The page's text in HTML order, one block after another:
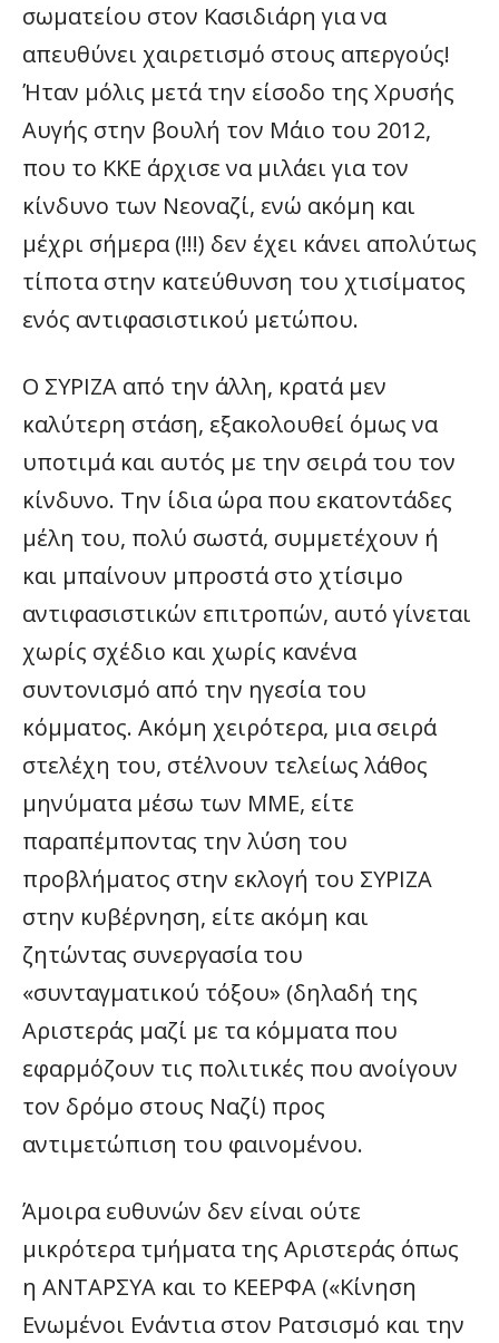
σωματείου στον Κασιδιάρη για να
απευθύνει χαιρετισμό στους απεργούς!
Ήταν μόλις μετά την είσοδο της Χρυσής
Αυγής στην βουλή τον Μάιο του 2012,
που το ΚΚΕ άρχισε να μιλάει για τον
κίνδυνο των Νεοναζί, ενώ ακόμη και
μέχρι σήμερα (!!!) δεν έχει κάνει απολύτως
τίποτα στην κατεύθυνση του χτισίματος
ενός αντιφασιστικού μετώπου.
Ο ΣΥΡΙΖΑ από την άλλη, κρατά μεν
καλύτερη στάση, εξακολουθεί όμως να
υποτιμά και αυτός με την σειρά του τον
κίνδυνο. Την ίδια ώρα που εκατοντάδες
μέλη του, πολύ σωστά, συμμετέχουν ή
και μπαίνουν μπροστά στο χτίσιμο
αντιφασιστικών επιτροπών, αυτό γίνεται
χωρίς σχέδιο και χωρίς κανένα
συντονισμό από την ηγεσία του
κόμματος. Ακόμη χειρότερα, μια σειρά
στελέχη του, στέλνουν τελείως λάθος
μηνύματα μέσω των ΜΜΕ, είτε
παραπέμποντας την λύση του
προβλήματος στην εκλογή του ΣΥΡΙΖΑ
στην κυβέρνηση, είτε ακόμη και
ζητώντας συνεργασία του
«συνταγματικού τόξου» (δηλαδή της
Αριστεράς μαζί με τα κόμματα που
εφαρμόζουν τις πολιτικές που ανοίγουν
τον δρόμο στους Ναζί) προς
αντιμετώπιση του φαινομένου.
Άμοιρα ευθυνών δεν είναι ούτε
μικρότερα τμήματα της Αριστεράς όπως
η ΑΝΤΑΡΣΥΑ και το ΚΕΕΡΦΑ («Κίνηση
Ενωμένοι Ενάντια στον Ρατσισμό και την